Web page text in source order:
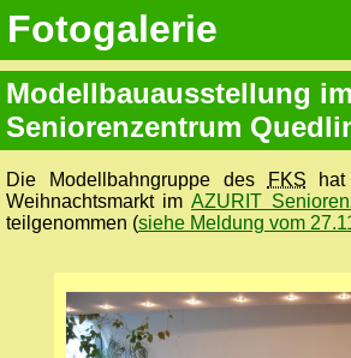
Fotogalerie
Modellbauausstellung
Seniorenzentrum
Die Modellbahngruppe des FKS hat
Weihnachtsmarkt im AZURIT
teilgenommen (siehe Meldung vom